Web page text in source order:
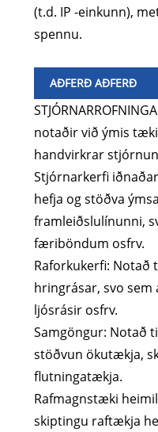
(t.d. IP -einkunn),
spennu.
AÐFERÐ AÐFERÐ
notaðir við ýmis
handvirkrar
Stjórnarkerfi
hefja og stöðva
framleiðslulínunni,
færiböndum osfrv.
Raforkukerfi: Notað
hringrásar, svo sem
ljósrásir osfrv.
Samgöngur: Notað
stöðvun ökutækja,
flutningatækja.
Rafmagnstæki
skiptingu raftækja